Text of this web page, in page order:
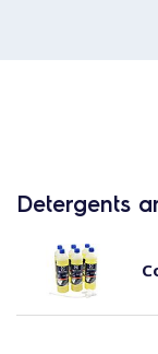
Detergents